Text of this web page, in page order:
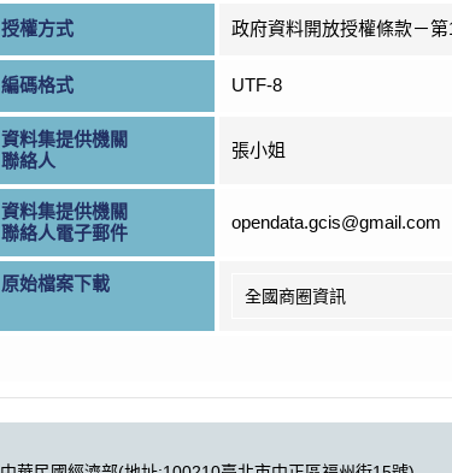
授權方式 政府資料開放授權條款－第
編碼格式 UTF-8
資料集提供機關
聯絡人
張小姐
資料集提供機關
聯絡人電子郵件
opendata.gcis@gmail.com
原始檔案下載
全國商圈資訊